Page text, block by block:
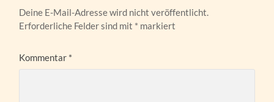
Deine E-Mail-Adresse wird nicht veröffentlicht.
Erforderliche Felder sind mit * markiert
Kommentar *